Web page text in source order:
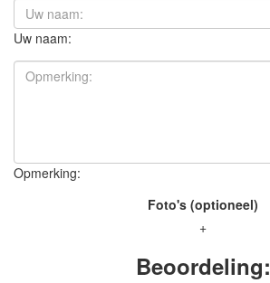
Uw naam:
Opmerking:
Foto's (optioneel)
+
Beoordeling: